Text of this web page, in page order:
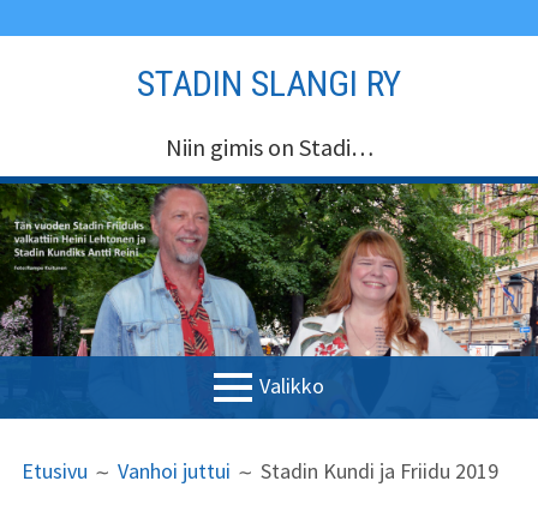
STADIN SLANGI RY
Niin gimis on Stadi…
Valikko
VALIKKO
Etusivu Vanhoi juttui Stadin Kundi ja Friidu 2019